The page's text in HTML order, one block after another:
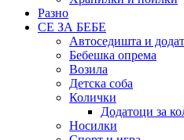
Разно
СЕ ЗА БЕБЕ
Автоседишта и
Бебешка опрема
Возила
Детска соба
Колички
Додатоци за
Носилки